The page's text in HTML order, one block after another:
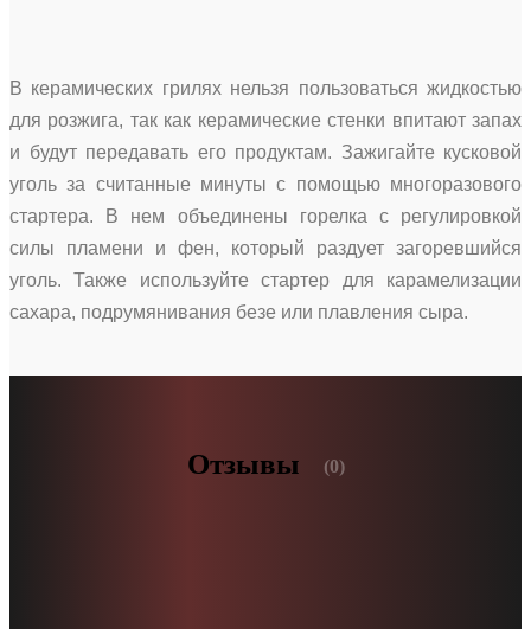
В керамических грилях нельзя пользоваться жидкостью
для розжига, так как керамические стенки впитают запах
и будут передавать его продуктам. Зажигайте кусковой
уголь за считанные минуты с помощью многоразового
стартера. В нем объединены горелка с регулировкой
силы пламени и фен, который раздует загоревшийся
уголь. Также используйте стартер для карамелизации
сахара, подрумянивания безе или плавления сыра.
Отзывы (0)